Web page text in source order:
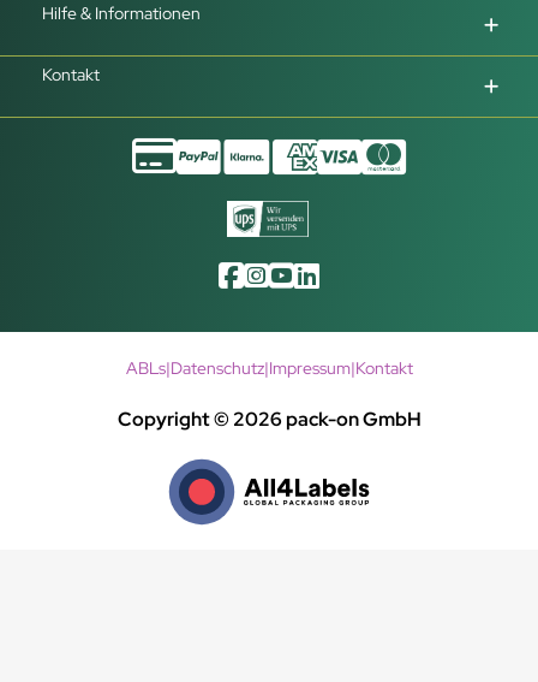
Hilfe & Informationen
Kontakt
Copyright © 2026 pack-on GmbH
ABLs|Datenschutz|Impressum|Kontakt